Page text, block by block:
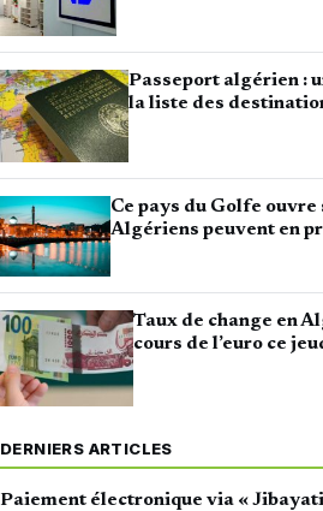
Passeport algérien :
la liste des
Ce pays du Golfe ouvre
Algériens peuvent en
Taux de change en
cours de l’euro ce
DERNIERS ARTICLES
Paiement électronique via «